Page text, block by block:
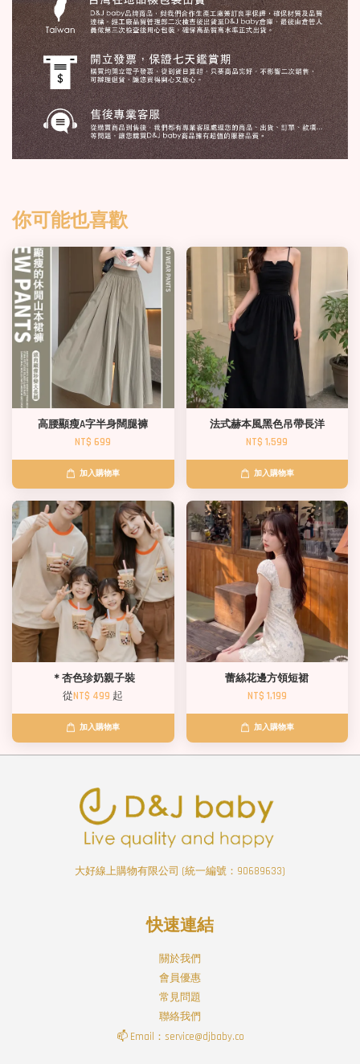
你可能也喜歡
高腰顯瘦A字半身闊腿褲
NT$ 699
加入購物車
法式赫本風黑色吊帶長洋
NT$ 1,599
加入購物車
＊杏色珍奶親子裝
從NT$ 499 起
加入購物車
蕾絲花邊方領短裙
NT$ 1,199
加入購物車
大好線上購物有限公司 (統一編號：90689633)
快速連結
關於我們
會員優惠
常見問題
聯絡我們
📫 Email：service@djbaby.co